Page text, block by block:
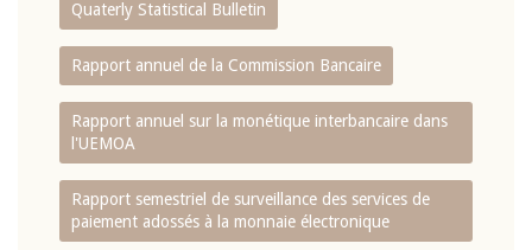
Quaterly Statistical Bulletin
Rapport annuel de la Commission Bancaire
Rapport annuel sur la monétique interbancaire dans
l'UEMOA
Rapport semestriel de surveillance des services de
paiement adossés à la monnaie électronique